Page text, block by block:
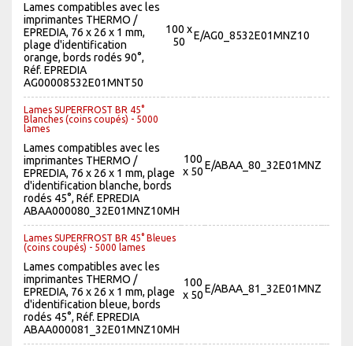
Lames compatibles avec les
imprimantes THERMO /
EPREDIA, 76 x 26 x 1 mm,
plage d'identification
orange, bords rodés 90°,
Réf. EPREDIA
AG00008532E01MNT50
100 x
50
E/AG0_8532E01MNZ10
Lames SUPERFROST BR 45°
Blanches (coins coupés) - 5000
lames
Lames compatibles avec les
imprimantes THERMO /
EPREDIA, 76 x 26 x 1 mm, plage
d'identification blanche, bords
rodés 45°, Réf. EPREDIA
ABAA000080_32E01MNZ10MH
100
x 50E/ABAA_80_32E01MNZ
Lames SUPERFROST BR 45° Bleues
(coins coupés) - 5000 lames
Lames compatibles avec les
imprimantes THERMO /
EPREDIA, 76 x 26 x 1 mm, plage
d'identification bleue, bords
rodés 45°, Réf. EPREDIA
ABAA000081_32E01MNZ10MH
100
x 50E/ABAA_81_32E01MNZ